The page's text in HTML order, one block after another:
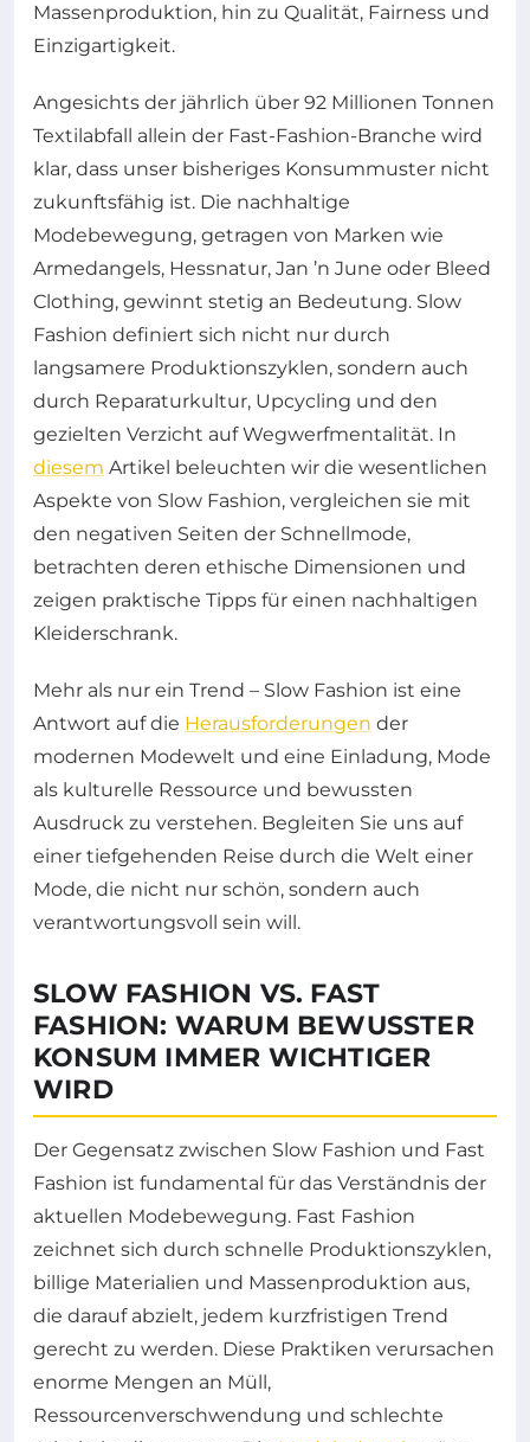
Massenproduktion, hin zu Qualität, Fairness und
Einzigartigkeit.
Angesichts der jährlich über 92 Millionen Tonnen
Textilabfall allein der Fast-Fashion-Branche wird
klar, dass unser bisheriges Konsummuster nicht
zukunftsfähig ist. Die nachhaltige
Modebewegung, getragen von Marken wie
Armedangels, Hessnatur, Jan ’n June oder Bleed
Clothing, gewinnt stetig an Bedeutung. Slow
Fashion definiert sich nicht nur durch
langsamere Produktionszyklen, sondern auch
durch Reparaturkultur, Upcycling und den
gezielten Verzicht auf Wegwerfmentalität. In
diesem Artikel beleuchten wir die wesentlichen
Aspekte von Slow Fashion, vergleichen sie mit
den negativen Seiten der Schnellmode,
betrachten deren ethische Dimensionen und
zeigen praktische Tipps für einen nachhaltigen
Kleiderschrank.
Mehr als nur ein Trend – Slow Fashion ist eine
Antwort auf die Herausforderungen der
modernen Modewelt und eine Einladung, Mode
als kulturelle Ressource und bewussten
Ausdruck zu verstehen. Begleiten Sie uns auf
einer tiefgehenden Reise durch die Welt einer
Mode, die nicht nur schön, sondern auch
verantwortungsvoll sein will.
SLOW FASHION VS. FAST
FASHION: WARUM BEWUSSTER
KONSUM IMMER WICHTIGER
WIRD
Der Gegensatz zwischen Slow Fashion und Fast
Fashion ist fundamental für das Verständnis der
aktuellen Modebewegung. Fast Fashion
zeichnet sich durch schnelle Produktionszyklen,
billige Materialien und Massenproduktion aus,
die darauf abzielt, jedem kurzfristigen Trend
gerecht zu werden. Diese Praktiken verursachen
enorme Mengen an Müll,
Ressourcenverschwendung und schlechte